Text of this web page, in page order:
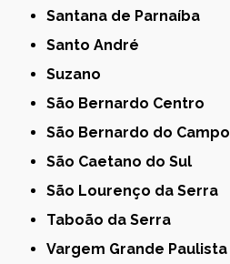
Santana de Parnaíba
Santo André
Suzano
São Bernardo Centro
São Bernardo do Campo
São Caetano do Sul
São Lourenço da Serra
Taboão da Serra
Vargem Grande Paulista